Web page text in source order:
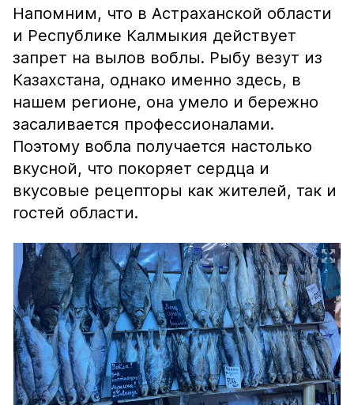
Напомним, что в Астраханской области
и Республике Калмыкия действует
запрет на вылов воблы. Рыбу везут из
Казахстана, однако именно здесь, в
нашем регионе, она умело и бережно
засаливается профессионалами.
Поэтому вобла получается настолько
вкусной, что покоряет сердца и
вкусовые рецепторы как жителей, так и
гостей области.